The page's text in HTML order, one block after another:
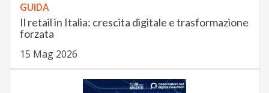
GUIDA
Il retail in Italia: crescita digitale e trasformazione
forzata
15 Mag 2026